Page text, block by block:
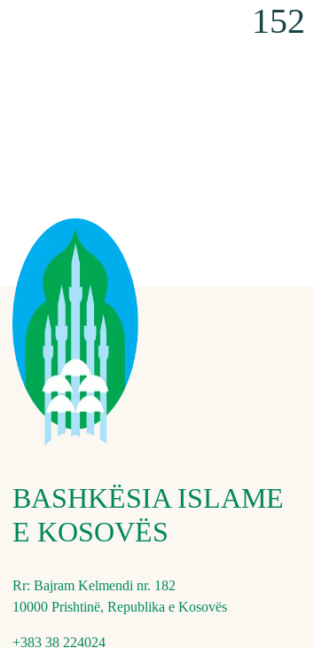
152
BASHKËSIA ISLAME
E KOSOVËS
Rr: Bajram Kelmendi nr. 182
10000 Prishtinë, Republika e Kosovës
+383 38 224024